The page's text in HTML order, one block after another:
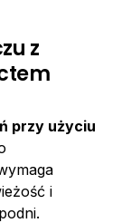
z
przy użyciu
i